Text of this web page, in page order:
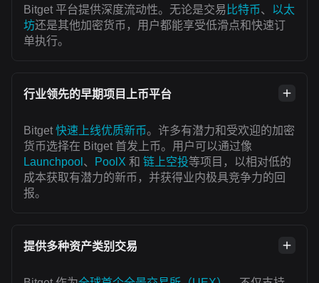
Bitget 平台提供深度流动性。无论是交易 比特币、 以太
坊还是其他加密货币，用户都能享受低滑点和快速订
单执行。
行业领先的早期项目上币平台
Bitget 快速上线优质新币。许多有潜力和受欢迎的加密
货币选择在 Bitget 首发上币。用户可以通过像
Launchpool 、 PoolX 和 链上空投等项目，以相对低的
成本获取有潜力的新币，并获得业内极具竞争力的回
报。
提供多种资产类别交易